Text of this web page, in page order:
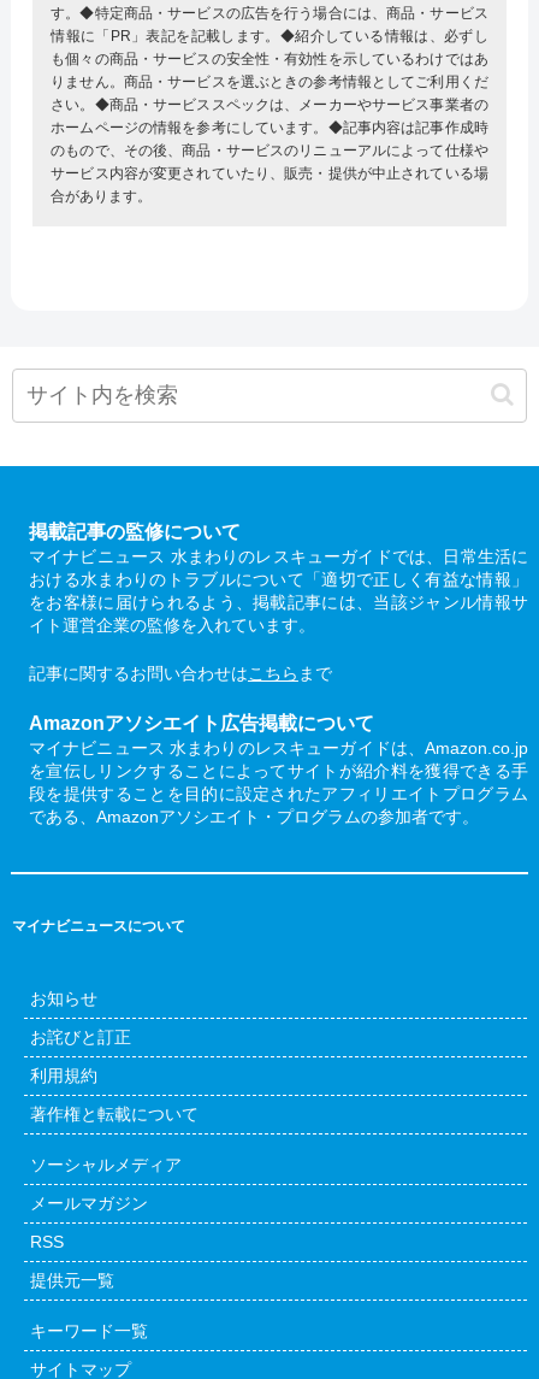
す。◆特定商品・サービスの広告を行う場合には、商品・サービス
情報に「PR」表記を記載します。◆紹介している情報は、必ずし
も個々の商品・サービスの安全性・有効性を示しているわけではあ
りません。商品・サービスを選ぶときの参考情報としてご利用くだ
さい。◆商品・サービススペックは、メーカーやサービス事業者の
ホームページの情報を参考にしています。◆記事内容は記事作成時
のもので、その後、商品・サービスのリニューアルによって仕様や
サービス内容が変更されていたり、販売・提供が中止されている場
合があります。
掲載記事の監修について
マイナビニュース 水まわりのレスキューガイドでは、日常生活に
おける水まわりのトラブルについて「適切で正しく有益な情報」
をお客様に届けられるよう、掲載記事には、当該ジャンル情報サ
イト運営企業の監修を入れています。
記事に関するお問い合わせはこちら まで
Amazonアソシエイト広告掲載について
マイナビニュース 水まわりのレスキューガイドは、Amazon.co.jp
を宣伝しリンクすることによってサイトが紹介料を獲得できる手
段を提供することを目的に設定されたアフィリエイトプログラム
である、Amazonアソシエイト・プログラムの参加者です。
マイナビニュースについて
お知らせ
お詫びと訂正
利用規約
著作権と転載について
ソーシャルメディア
メールマガジン
RSS
提供元一覧
キーワード一覧
サイトマップ